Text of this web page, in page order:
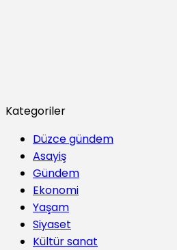
Kategoriler
Düzce gündem
Asayiş
Gündem
Ekonomi
Yaşam
Siyaset
Kültür sanat